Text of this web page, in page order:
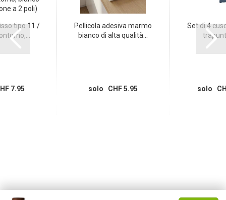
tipo 11 /
7.95
Pellicola adesiva marmo
bianco di alta qualità...
solo CHF 5.95
Set di 4
solo